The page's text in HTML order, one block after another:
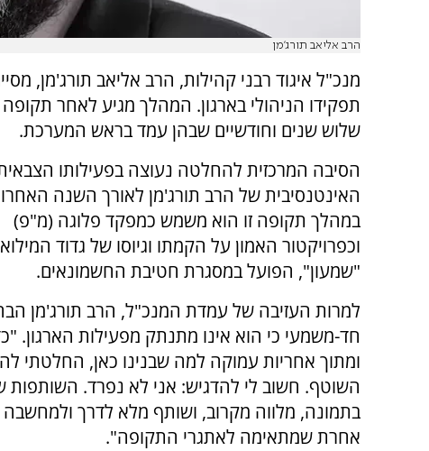
הרב אליאב תורג'מן
מנכ"ל איגוד רבני קהילות, הרב אליאב תורג'מן,
תפקידו הניהולי בארגון. המהלך מגיע לאחר
שלוש שנים וחודשיים שבהן עמד בראש המערכת.
הסיבה המרכזית להחלטה נעוצה בפעילותו
האינטנסיבית של הרב תורג'מן לאורך השנה
במהלך תקופה זו הוא משמש כמפקד פלוגה (מ"פ)
וכפרויקטור האמון על הקמתו וגיוסו של גדוד
"שמעון", הפועל במסגרת חטיבת החשמונאים.
למרות העזיבה של עמדת המנכ"ל, הרב תורג'מן
חד-משמעי כי הוא אינו מתנתק מפעילות הארגון.
ומתוך אחריות עמוקה למה שבנינו כאן, החלטתי
השוטף. חשוב לי להדגיש: אני לא נפרד. השותפות
בתמונה, מלווה מקרוב, ושותף מלא לדרך ולמחשבה
אחרת שמתאימה לאתגרי התקופה".